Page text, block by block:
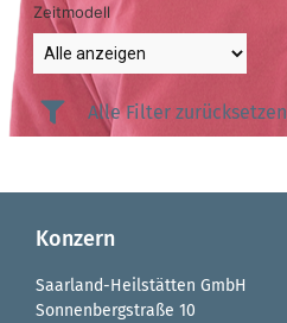
Zeitmodell
Alle Filter zurücksetzen
Konzern
Saarland-Heilstätten GmbH
Sonnenbergstraße 10